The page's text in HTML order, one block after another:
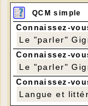
Présentation
Mise en place
Points divers
Vu l'ordre du
pleine
Nos amis
bienvenus.
Nous savons
engagement.
Amicalement
QCM simple
Connaissez-
Le "parler"
Connaissez-
Le "parler"
Connaissez-
Langue et